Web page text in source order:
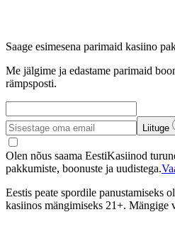
Saage esimesena parimaid kasiino
Me jälgime ja edastame parimaid
rämpsposti.
Liituge
Olen nõus saama EestiKasiinod
pakkumiste, boonuste ja uudistega.
Eestis peate spordile panustamiseks
kasiinos mängimiseks 21+. Mängige